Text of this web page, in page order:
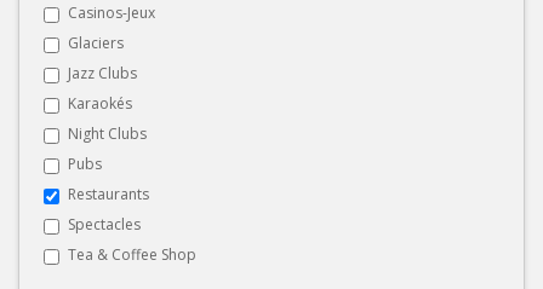
Casinos-Jeux
Glaciers
Jazz Clubs
Karaokés
Night Clubs
Pubs
Restaurants
Spectacles
Tea & Coffee Shop